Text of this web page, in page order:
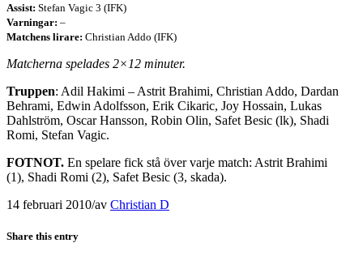
Assist: Stefan Vagic 3 (IFK)
Varningar: –
Matchens lirare: Christian Addo (IFK)
Matcherna spelades 2×12 minuter.
Truppen: Adil Hakimi – Astrit Brahimi, Christian Addo, Dardan
Behrami, Edwin Adolfsson, Erik Cikaric, Joy Hossain, Lukas
Dahlström, Oscar Hansson, Robin Olin, Safet Besic (lk), Shadi
Romi, Stefan Vagic.
FOTNOT. En spelare fick stå över varje match: Astrit Brahimi
(1), Shadi Romi (2), Safet Besic (3, skada).
14 februari 2010/av Christian D
Share this entry